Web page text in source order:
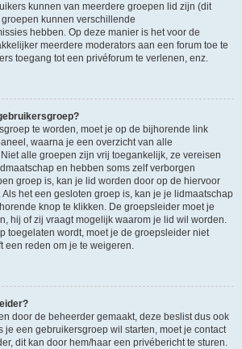
kunnen van meerdere groepen lid zijn (dit
kunnen verschillende
hebben. Op deze manier is het voor de
meerdere moderators aan een forum toe te
toegang tot een privéforum te verlenen, enz.
te worden, moet je op de bijhorende link
waarna je een overzicht van alle
alle groepen zijn vrij toegankelijk, ze vereisen
en hebben soms zelf verborgen
groep is, kan je lid worden door op de hiervoor
het een gesloten groep is, kan je je lidmaatschap
knop te klikken. De groepsleider moet je
hij of zij vraagt mogelijk waarom je lid wil worden.
toegelaten wordt, moet je de groepsleider niet
een reden om je te weigeren.
door de beheerder gemaakt, deze beslist dus ook
je een gebruikersgroep wil starten, moet je contact
dit kan door hem/haar een privébericht te sturen.